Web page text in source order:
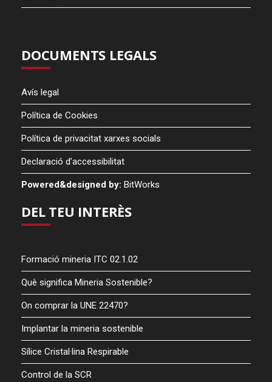
DOCUMENTS LEGALS
Avís legal
Política de Cookies
Política de privacitat xarxes socials
Declaració d’accessibilitat
Powered&designed by: BitWorks
DEL TEU INTERÈS
Formació mineria ITC 02.1.02
Què significa Mineria Sostenible?
On comprar la UNE 22470?
Implantar la mineria sostenible
Sílice Cristal·lina Respirable
Control de la SCR